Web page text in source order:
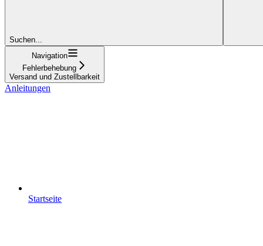
Suchen...
Navigation
Fehlerbehebung
Versand und Zustellbarkeit
Anleitungen
Startseite